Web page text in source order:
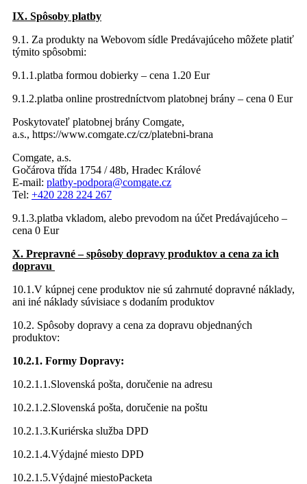
IX. Spôsoby platby
9.1. Za produkty na Webovom sídle Predávajúceho môžete platiť
týmito spôsobmi:
9.1.1.platba formou dobierky – cena 1.20 Eur
9.1.2.platba online prostredníctvom platobnej brány – cena 0 Eur
Poskytovateľ platobnej brány Comgate,
a.s., https://www.comgate.cz/cz/platebni-brana
Comgate, a.s.
Gočárova třída 1754 / 48b, Hradec Králové
E-mail: platby-podpora@comgate.cz
Tel: +420 228 224 267
9.1.3.platba vkladom, alebo prevodom na účet Predávajúceho –
cena 0 Eur
X. Prepravné – spôsoby dopravy produktov a cena za ich
dopravu
10.1.V kúpnej cene produktov nie sú zahrnuté dopravné náklady,
ani iné náklady súvisiace s dodaním produktov
10.2. Spôsoby dopravy a cena za dopravu objednaných
produktov:
10.2.1. Formy Dopravy:
10.2.1.1.Slovenská pošta, doručenie na adresu
10.2.1.2.Slovenská pošta, doručenie na poštu
10.2.1.3.Kuriérska služba DPD
10.2.1.4.Výdajné miesto DPD
10.2.1.5.Výdajné miestoPacketa